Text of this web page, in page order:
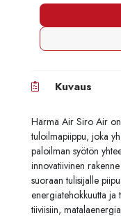
Kuvaus
Härmä Air Siro Air
tuloilmapiippu, joka
paloilman syötön
innovatiivinen
suoraan tulisijalle
energiatehokkuutta ja
tiiviisiin,